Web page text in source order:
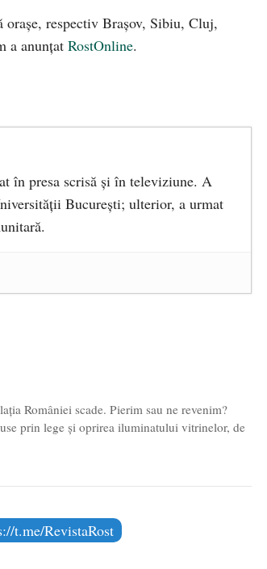
respectiv Brașov, Sibiu, Cluj,
a anunțat RostOnline.
în presa scrisă și în televiziune. A
București; ulterior, a urmat
pentru comercializare în UE
României scade. Pierim sau ne revenim?
prin lege și oprirea iluminatului vitrinelor, de
t.me/RevistaRost